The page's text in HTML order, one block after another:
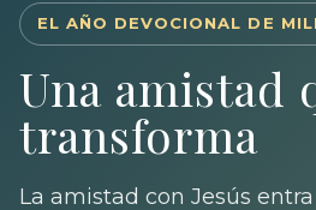
EL AÑO DEVOCIONAL DE
Una amistad
transforma
La amistad con Jesús